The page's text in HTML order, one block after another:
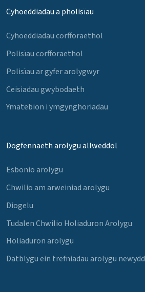
Cyhoeddiadau a pholisïau
Cyhoeddiadau corfforaethol
Polisïau corfforaethol
Polisïau ar gyfer arolygwyr
Ceisiadau gwybodaeth
Ymatebion i ymgynghoriadau
Dogfennaeth arolygu allweddol
Esbonio arolygu
Chwilio am arweiniad arolygu
Diogelu
Tudalen Chwilio Holiaduron Arolygu
Holiaduron arolygu
Datblygu ein trefniadau arolygu newydd